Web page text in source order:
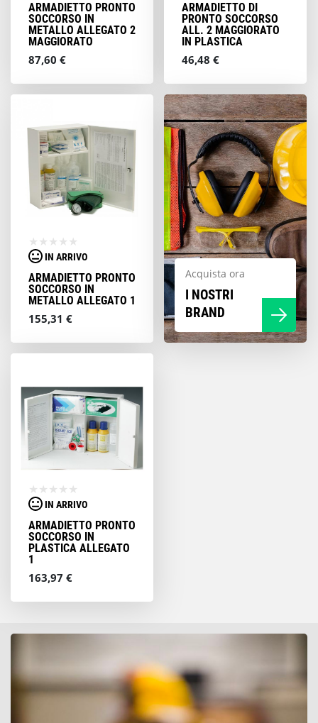
ARMADIETTO PRONTO
SOCCORSO IN
METALLO ALLEGATO 2
MAGGIORATO
87,60 €
ARMADIETTO DI
PRONTO SOCCORSO
ALL. 2 MAGGIORATO
IN PLASTICA
46,48 €
IN ARRIVO
ARMADIETTO PRONTO
SOCCORSO IN
METALLO ALLEGATO 1
155,31 €
Acquista ora
I NOSTRI
BRAND
IN ARRIVO
ARMADIETTO PRONTO
SOCCORSO IN
PLASTICA ALLEGATO
1
163,97 €